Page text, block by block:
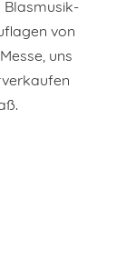
Blasmusik-
von
uns